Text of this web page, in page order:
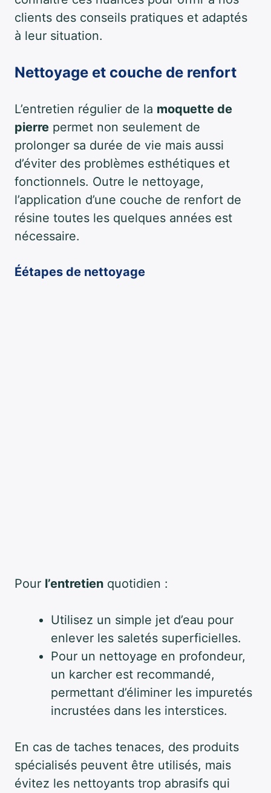
clients des conseils pratiques et adaptés
à leur situation.
Nettoyage et couche de renfort
L’entretien régulier de la moquette de
pierre permet non seulement de
prolonger sa durée de vie mais aussi
d’éviter des problèmes esthétiques et
fonctionnels. Outre le nettoyage,
l’application d’une couche de renfort de
résine toutes les quelques années est
nécessaire.
Éétapes de nettoyage
Pour l’entretien quotidien :
Utilisez un simple jet d’eau pour
enlever les saletés superficielles.
Pour un nettoyage en profondeur,
un karcher est recommandé,
permettant d’éliminer les impuretés
incrustées dans les interstices.
En cas de taches tenaces, des produits
spécialisés peuvent être utilisés, mais
évitez les nettoyants trop abrasifs qui